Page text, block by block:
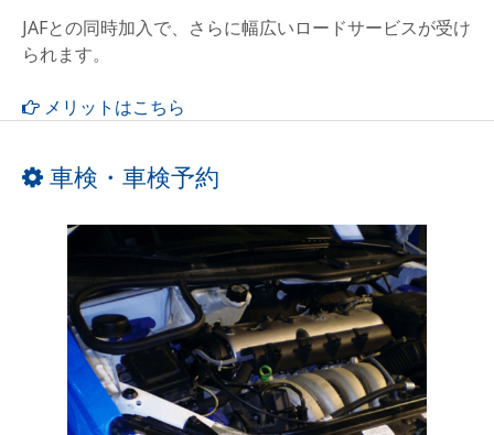
JAFとの同時加入で、さらに幅広いロードサービスが受け
られます。
メリットはこちら
車検・車検予約